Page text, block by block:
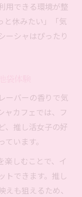
用できる環境が整
と休みたい」「気
ーシャはぴったり
ーバーの香りで気
ャカフェでは、フ
、推し活女子の好
います。
楽しむことで、イ
トできます。推し
も狙えるため、